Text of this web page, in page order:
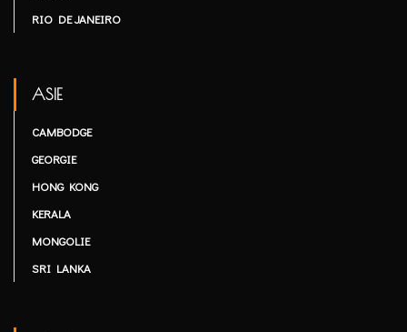
RIO DE JANEIRO
ASIE
CAMBODGE
GEORGIE
HONG KONG
KERALA
MONGOLIE
SRI LANKA